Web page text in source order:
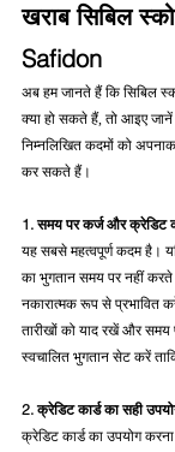
खराब सिबिल
Safidon
अब हम जानते हैं कि सिबिल
क्या हो सकते हैं, तो आइए
निम्नलिखित कदमों को
कर सकते हैं।
1. समय पर कर्ज और क्रेडिट
यह सबसे महत्वपूर्ण कदम है।
का भुगतान समय पर नहीं
नकारात्मक रूप से प्रभावित
तारीखों को याद रखें और समय
स्वचालित भुगतान सेट करें
2. क्रेडिट कार्ड का सही
क्रेडिट कार्ड का उपयोग